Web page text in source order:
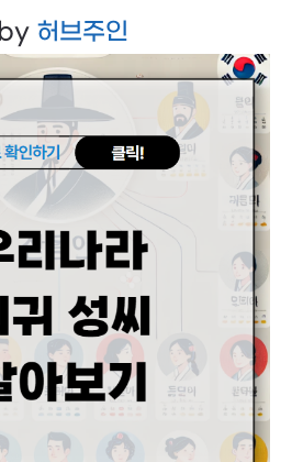
by 허브주인